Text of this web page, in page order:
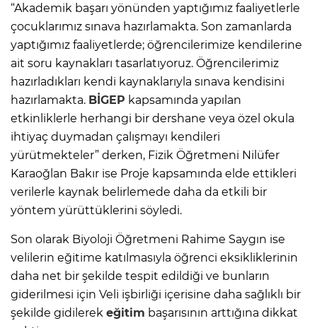
“Akademik başarı yönünden yaptığımız faaliyetlerle
çocuklarımız sınava hazırlamakta. Son zamanlarda
yaptığımız faaliyetlerde; öğrencilerimize kendilerine
ait soru kaynakları tasarlatıyoruz. Öğrencilerimiz
hazırladıkları kendi kaynaklarıyla sınava kendisini
hazırlamakta. BİGEP kapsamında yapılan
etkinliklerle herhangi bir dershane veya özel okula
ihtiyaç duymadan çalışmayı kendileri
yürütmekteler” derken, Fizik Öğretmeni Nilüfer
Karaoğlan Bakır ise Proje kapsamında elde ettikleri
verilerle kaynak belirlemede daha da etkili bir
yöntem yürüttüklerini söyledi.
Son olarak Biyoloji Öğretmeni Rahime Saygın ise
velilerin eğitime katılmasıyla öğrenci eksikliklerinin
daha net bir şekilde tespit edildiği ve bunların
giderilmesi için Veli işbirliği içerisine daha sağlıklı bir
şekilde gidilerek eğitim başarısının arttığına dikkat